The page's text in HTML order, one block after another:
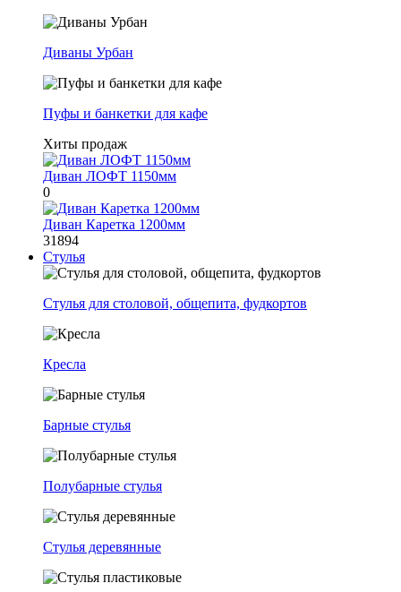
Диваны Урбан
Пуфы и банкетки для кафе
Хиты продаж
Диван ЛОФТ 1150мм
0
Диван Каретка 1200мм
31894
Стулья
Стулья для столовой, общепита, фудкортов
Кресла
Барные стулья
Полубарные стулья
Стулья деревянные